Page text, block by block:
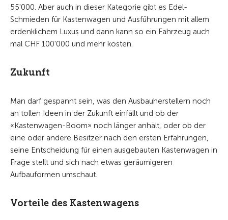
55'000. Aber auch in dieser Kategorie gibt es Edel-
Schmieden für Kastenwagen und Ausführungen mit allem
erdenklichem Luxus und dann kann so ein Fahrzeug auch
mal CHF 100'000 und mehr kosten.
Zukunft
Man darf gespannt sein, was den Ausbauherstellern noch
an tollen Ideen in der Zukunft einfällt und ob der
«Kastenwagen-Boom» noch länger anhält, oder ob der
eine oder andere Besitzer nach den ersten Erfahrungen,
seine Entscheidung für einen ausgebauten Kastenwagen in
Frage stellt und sich nach etwas geräumigeren
Aufbauformen umschaut.
Vorteile des Kastenwagens